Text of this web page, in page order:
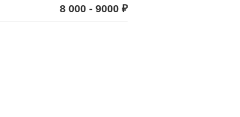
8 000 - 9000 ₽